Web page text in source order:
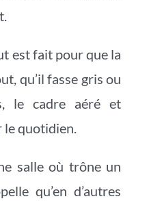
est fait pour que la
qu’il fasse gris ou
le cadre aéré et
quotidien.
salle où trône un
qu’en d’autres